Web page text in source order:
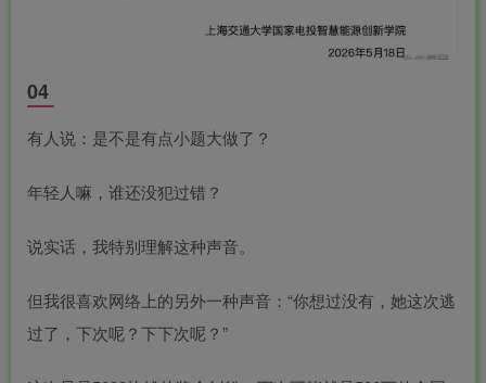
04
有人说：是不是有点小题大做了？
年轻人嘛，谁还没犯过错？
说实话，我特别理解这种声音。
但我很喜欢网络上的另外一种声音：“你想过没有，她这次逃
过了，下次呢？下下次呢？”